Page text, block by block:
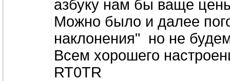
азбуку нам бы ваще
Можно было и далее
наклонения" но не
Всем хорошего
RT0TR